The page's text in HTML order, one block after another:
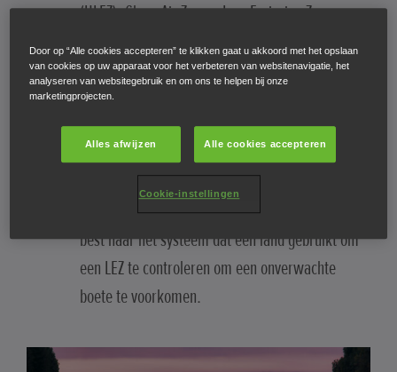
(ULEZ), Clean Air Zones, Low Emission Zones
(LEZ) of Crit'Air Zones.
Vele landen maken gebruik van
kentekenplaatherkenning om de voertuigen te
identificeren die niet voldoen aan de
voorwaarden van hun LEZ. Andere landen werken
met stickers op de voorruit. U informeert dus
best naar het systeem dat een land gebruikt om
een LEZ te controleren om een onverwachte
boete te voorkomen.
Door op “Alle cookies accepteren” te klikken gaat u akkoord met het opslaan
van cookies op uw apparaat voor het verbeteren van websitenavigatie, het
analyseren van websitegebruik en om ons te helpen bij onze
marketingprojecten.
Alles afwijzen Alle cookies accepteren
Cookie-instellingen